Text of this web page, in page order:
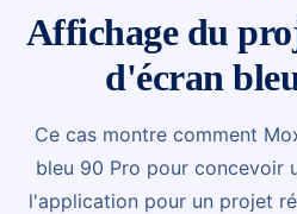
Affichage du
d'écran
Ce cas montre comment
bleu 90 Pro pour concevoir
l'application pour un projet